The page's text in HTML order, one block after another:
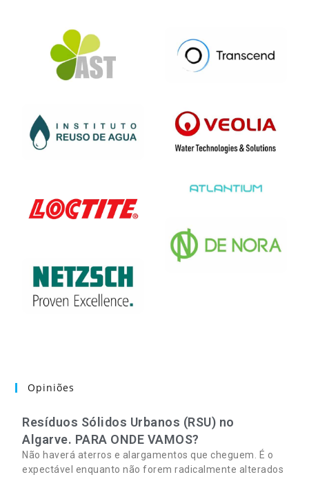
Opiniões
Resíduos Sólidos Urbanos (RSU) no
Algarve. PARA ONDE VAMOS?
Não haverá aterros e alargamentos que cheguem. É o
expectável enquanto não forem radicalmente alterados